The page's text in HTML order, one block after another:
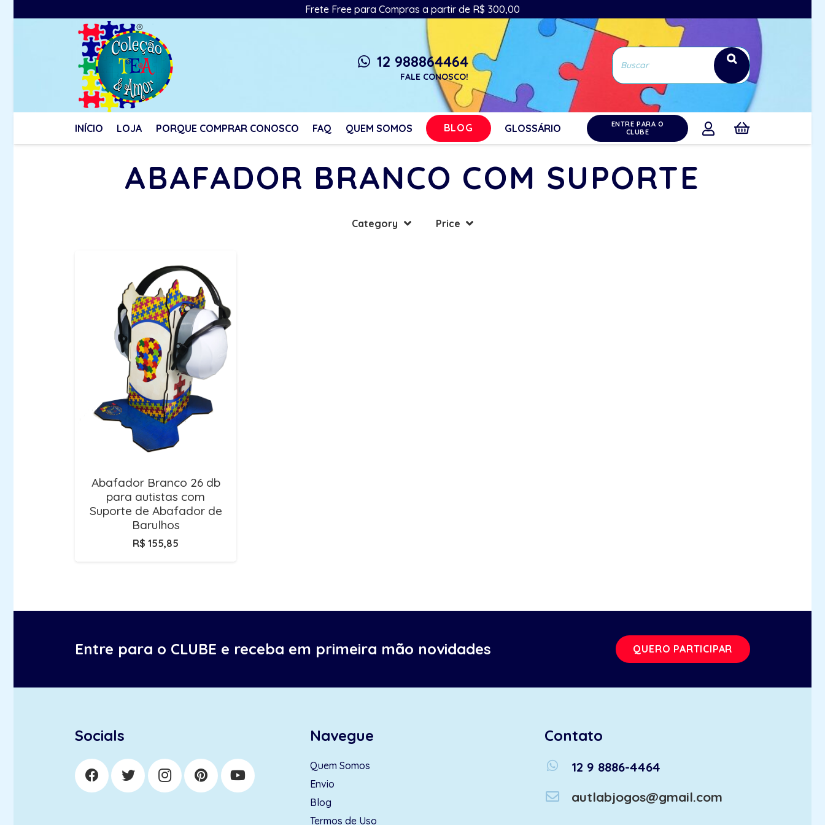
Frete Free para Compras a partir de R$ 300,00
whatsapp 12 988864464
FALE CONOSCO!
INÍCIO LOJA PORQUE COMPRAR CONOSCO FAQ QUEM SOMOS BLOG GLOSSÁRIO
ENTRE PARA O
CLUBE
ABAFADOR BRANCO COM SUPORTE
Category Price
Abafador Branco 26 db
para autistas com
Suporte de Abafador de
Barulhos
R$ 155,85
Entre para o CLUBE e receba em primeira mão novidades QUERO PARTICIPAR
Socials Navegue
Quem Somos
Envio
Blog
Termos de Uso
Contato
whatsapp
12 9 8886-4464
autlabjogos@gmail.com